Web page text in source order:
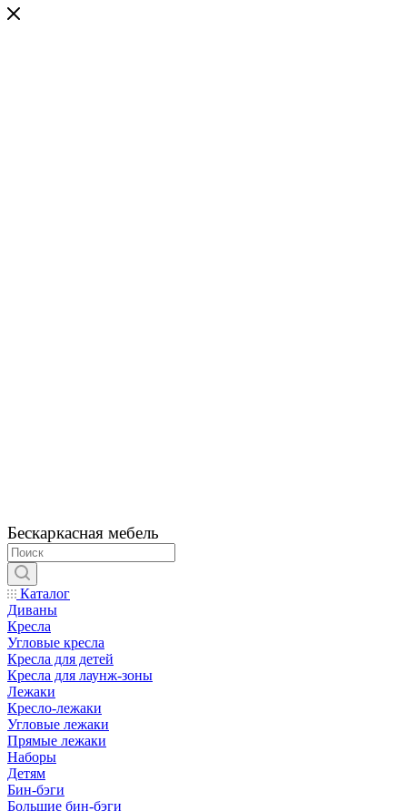
Бескаркасная мебель
Каталог
Диваны
Кресла
Угловые кресла
Кресла для детей
Кресла для лаунж-зоны
Лежаки
Кресло-лежаки
Угловые лежаки
Прямые лежаки
Наборы
Детям
Бин-бэги
Большие бин-бэги